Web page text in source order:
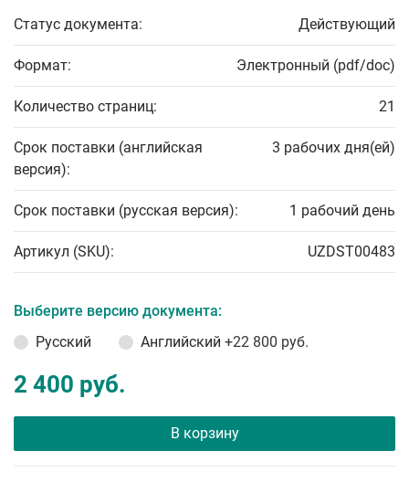
Статус документа: Действующий
Формат: Электронный (pdf/doc)
Количество страниц: 21
Срок поставки (английская
версия):
3 рабочих дня(ей)
Срок поставки (русская версия): 1 рабочий день
Артикул (SKU): UZDST00483
Выберите версию документа:
Русский
Английский +22 800 руб.
2 400 руб.
В корзину